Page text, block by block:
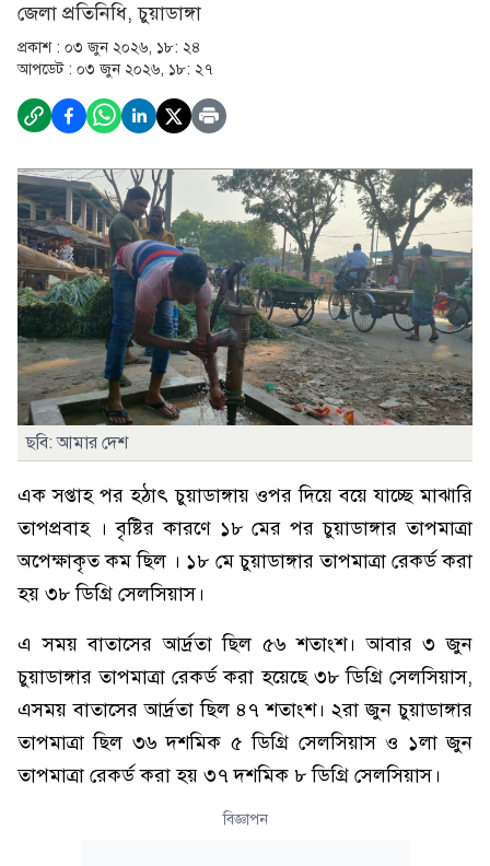
জেলা প্রতিনিধি, চুয়াডাঙ্গা
প্রকাশ : ০৩ জুন ২০২৬, ১৮: ২৪
আপডেট : ০৩ জুন ২০২৬, ১৮: ২৭
ছবি: আমার দেশ
এক সপ্তাহ পর হঠাৎ চুয়াডাঙ্গায় ওপর দিয়ে বয়ে যাচ্ছে মাঝারি
তাপপ্রবাহ । বৃষ্টির কারণে ১৮ মের পর চুয়াডাঙ্গার তাপমাত্রা
অপেক্ষাকৃত কম ছিল । ১৮ মে চুয়াডাঙ্গার তাপমাত্রা রেকর্ড করা
হয় ৩৮ ডিগ্রি সেলসিয়াস।
এ সময় বাতাসের আর্দ্রতা ছিল ৫৬ শতাংশ। আবার ৩ জুন
চুয়াডাঙ্গার তাপমাত্রা রেকর্ড করা হয়েছে ৩৮ ডিগ্রি সেলসিয়াস,
এসময় বাতাসের আর্দ্রতা ছিল ৪৭ শতাংশ। ২রা জুন চুয়াডাঙ্গার
তাপমাত্রা ছিল ৩৬ দশমিক ৫ ডিগ্রি সেলসিয়াস ও ১লা জুন
তাপমাত্রা রেকর্ড করা হয় ৩৭ দশমিক ৮ ডিগ্রি সেলসিয়াস।
বিজ্ঞাপন